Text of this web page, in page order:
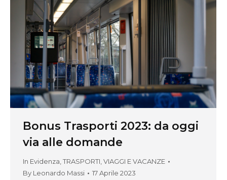
Bonus Trasporti 2023: da oggi
via alle domande
In Evidenza,TRASPORTI, VIAGGI E VACANZE
By Leonardo Massi 17 Aprile 2023